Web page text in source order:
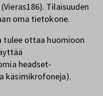
Tilaisuuden
oma tietokone.
tulee ottaa huomioon
headset-
käsimikrofoneja).